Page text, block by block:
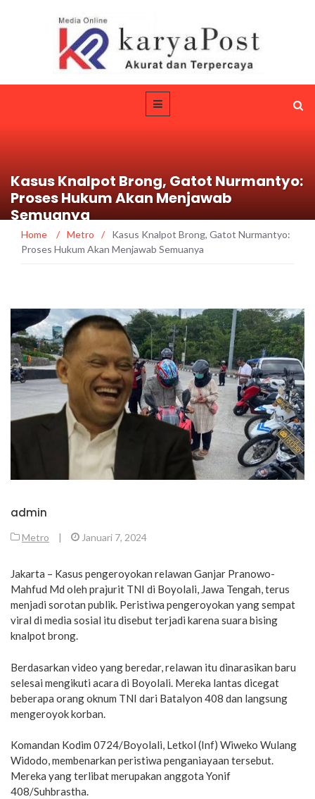
Kasus Knalpot Brong, Gatot Nurmantyo:
Proses Hukum Akan Menjawab
Semuanya
Home / Metro /
Kasus Knalpot Brong, Gatot Nurmantyo:
Proses Hukum Akan Menjawab Semuanya
admin
Metro | Januari 7, 2024
Jakarta – Kasus pengeroyokan relawan Ganjar Pranowo-
Mahfud Md oleh prajurit TNI di Boyolali, Jawa Tengah, terus
menjadi sorotan publik. Peristiwa pengeroyokan yang sempat
viral di media sosial itu disebut terjadi karena suara bising
knalpot brong.
Berdasarkan video yang beredar, relawan itu dinarasikan baru
selesai mengikuti acara di Boyolali. Mereka lantas dicegat
beberapa orang oknum TNI dari Batalyon 408 dan langsung
mengeroyok korban.
Komandan Kodim 0724/Boyolali, Letkol (Inf) Wiweko Wulang
Widodo, membenarkan peristiwa penganiayaan tersebut.
Mereka yang terlibat merupakan anggota Yonif
408/Suhbrastha.